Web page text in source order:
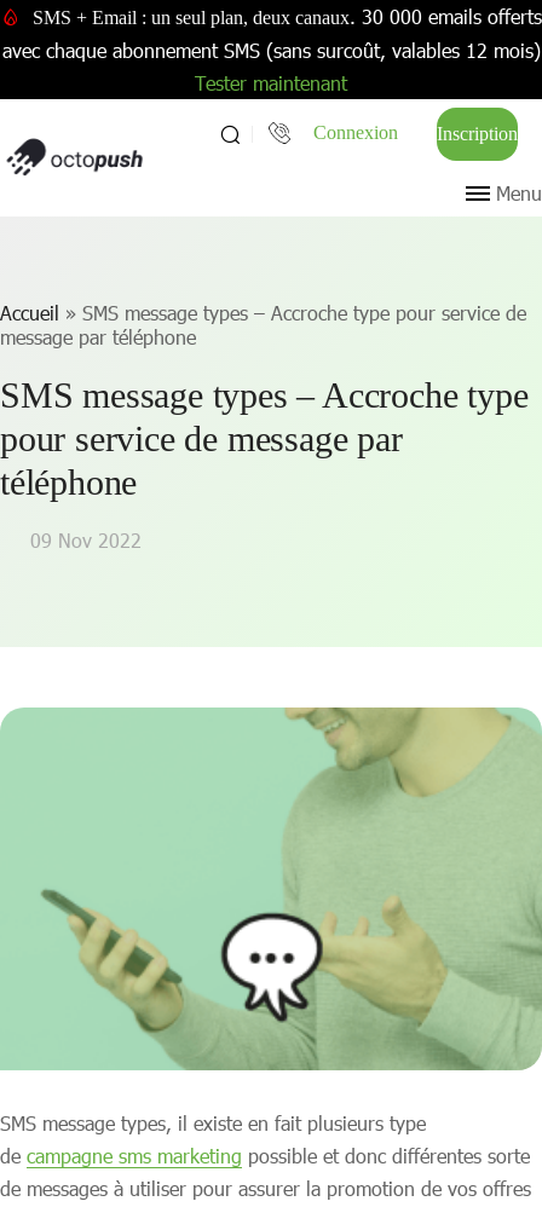
SMS + Email : un seul plan, deux canaux. 30 000 emails offerts
avec chaque abonnement SMS (sans surcoût, valables 12 mois)
Tester maintenant
Connexion Inscription
Menu
Accueil » SMS message types – Accroche type pour service de
message par téléphone
SMS message types – Accroche type
pour service de message par
téléphone
09 Nov 2022
SMS message types, il existe en fait plusieurs type
de campagne sms marketing possible et donc différentes sorte
de messages à utiliser pour assurer la promotion de vos offres